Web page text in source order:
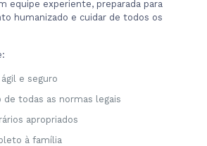
equipe experiente, preparada para
humanizado e cuidar de todos os
e seguro
todas as normas legais
apropriados
à família